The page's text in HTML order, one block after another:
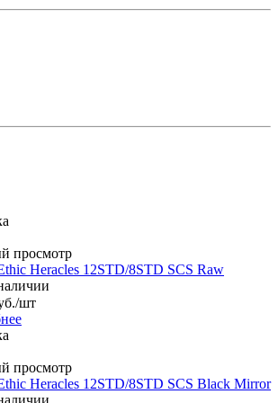
просмотр
Heracles 12STD/8STD SCS Raw
/шт
просмотр
Heracles 12STD/8STD SCS Black Mirror